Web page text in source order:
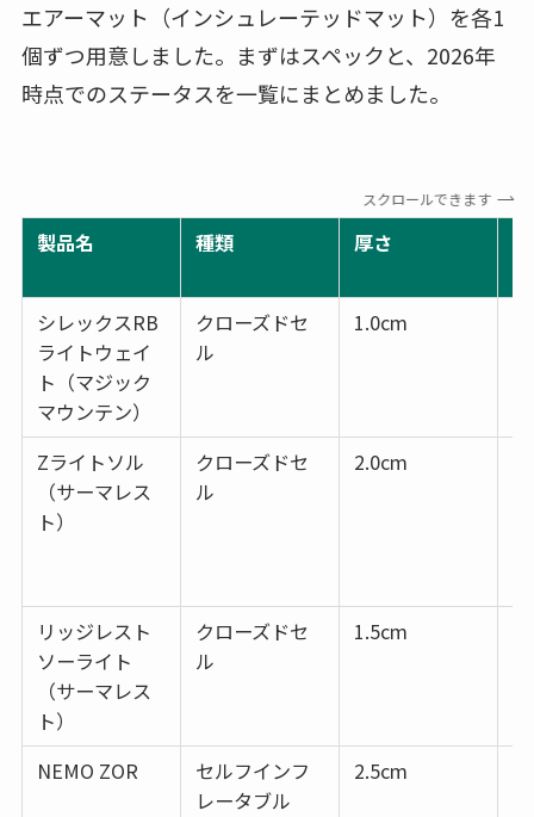
エアーマット（インシュレーテッドマット）を各1
個ずつ用意しました。まずはスペックと、2026年
時点でのステータスを一覧にまとめました。
スクロールできます
製品名 種類 厚さ
シレックスRB
ライトウェイ
ト（マジック
マウンテン）
クローズドセ
ル
1.0cm
Zライトソル
（サーマレス
ト）
クローズドセ
ル
2.0cm
リッジレスト
ソーライト
（サーマレス
ト）
クローズドセ
ル
1.5cm
NEMO ZOR
セルフインフ
レータブル
2.5cm